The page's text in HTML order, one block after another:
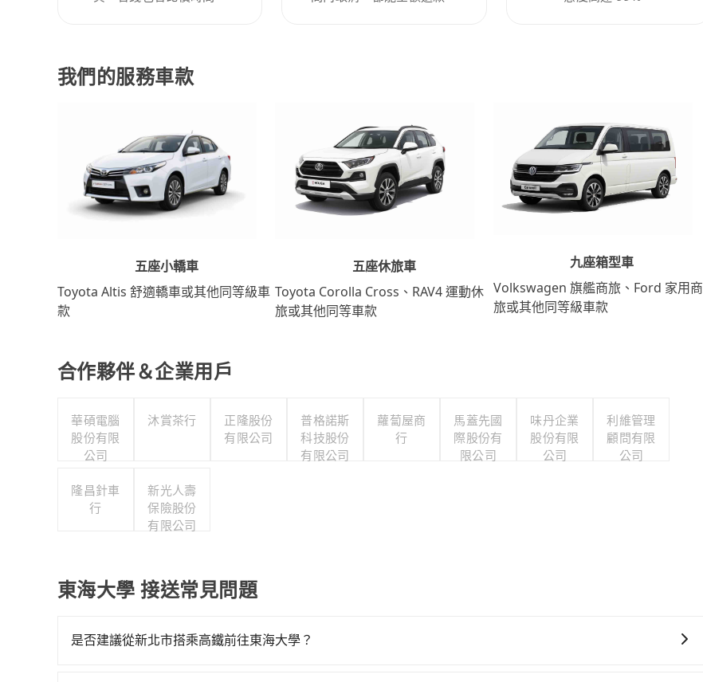
我們的服務車款
五座小轎車
Toyota Altis 舒適轎車或其他同等級車
款
五座休旅車
Toyota Corolla Cross、RAV4 運動休
旅或其他同等車款
九座箱型車
Volkswagen 旗艦商旅、Ford 家用商
旅或其他同等級車款
合作夥伴＆企業用戶
華碩電腦
股份有限
公司
沐賞茶行
正隆股份
有限公司
普格諾斯
科技股份
有限公司
蘿蔔屋商
行
馬蓋先國
際股份有
限公司
味丹企業
股份有限
公司
利維管理
顧問有限
公司
隆昌針車
行
新光人壽
保險股份
有限公司
東海大學 接送常見問題
是否建議從新北市搭乘高鐵前往東海大學？